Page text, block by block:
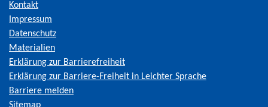
Kontakt
Impressum
Datenschutz
Materialien
Erklärung zur Barrierefreiheit
Erklärung zur Barriere-Freiheit in Leichter Sprache
Barriere melden